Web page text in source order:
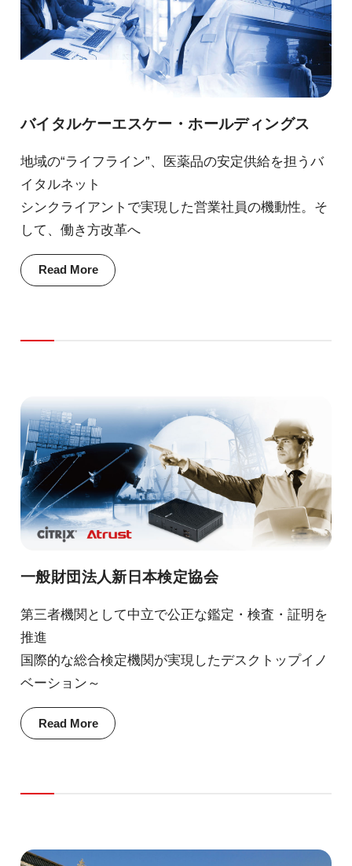
バイタルケーエスケー・ホールディングス
地域の“ライフライン”、医薬品の安定供給を担うバ
イタルネット
シンクライアントで実現した営業社員の機動性。そ
して、働き方改革へ
Read More
一般財団法人新日本検定協会
第三者機関として中立で公正な鑑定・検査・証明を
推進
国際的な総合検定機関が実現したデスクトップイノ
ベーション～
Read More